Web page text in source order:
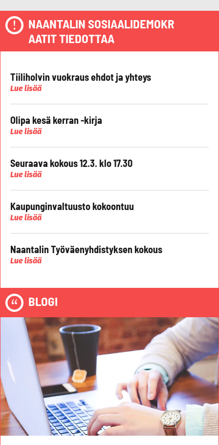
NAANTALIN SOSIAALIDEMOKR
AATIT TIEDOTTAA
Tiiliholvin vuokraus ehdot ja yhteys
Lue lisää
Olipa kesä kerran -kirja
Lue lisää
Seuraava kokous 12.3. klo 17.30
Lue lisää
Kaupunginvaltuusto kokoontuu
Lue lisää
Naantalin Työväenyhdistyksen kokous
Lue lisää
BLOGI